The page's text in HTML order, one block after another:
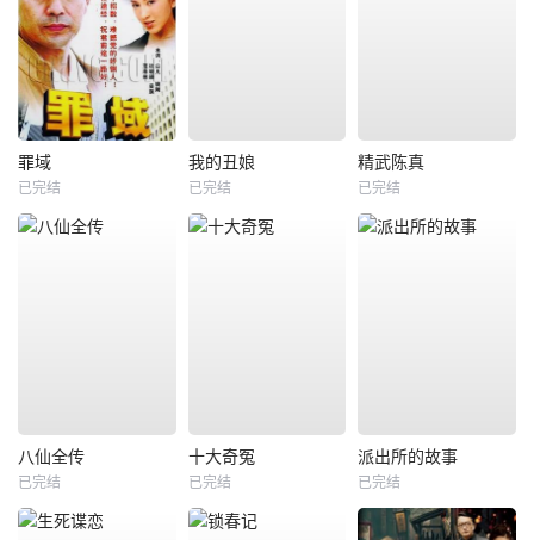
罪域
已完结
我的丑娘
已完结
精武陈真
已完结
八仙全传
已完结
十大奇冤
已完结
派出所的故事
已完结